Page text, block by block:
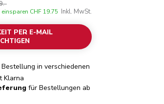
einsparen CHF 19.75 Inkl. MwSt.
PER E-MAIL
in verschiedenen
Klarna
für Bestellungen ab